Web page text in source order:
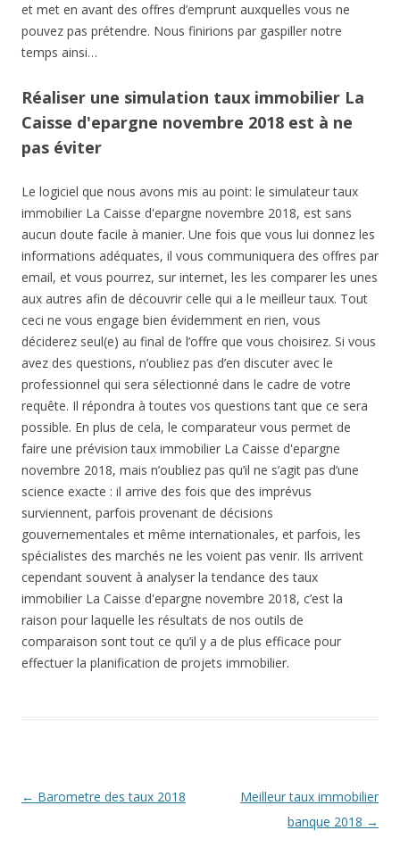
et met en avant des offres d’emprunt auxquelles vous ne
pouvez pas prétendre. Nous finirions par gaspiller notre
temps ainsi…
Réaliser une simulation taux immobilier La
Caisse d'epargne novembre 2018 est à ne
pas éviter
Le logiciel que nous avons mis au point: le simulateur taux
immobilier La Caisse d'epargne novembre 2018, est sans
aucun doute facile à manier. Une fois que vous lui donnez les
informations adéquates, il vous communiquera des offres par
email, et vous pourrez, sur internet, les les comparer les unes
aux autres afin de découvrir celle qui a le meilleur taux. Tout
ceci ne vous engage bien évidemment en rien, vous
déciderez seul(e) au final de l’offre que vous choisirez. Si vous
avez des questions, n’oubliez pas d’en discuter avec le
professionnel qui sera sélectionné dans le cadre de votre
requête. Il répondra à toutes vos questions tant que ce sera
possible. En plus de cela, le comparateur vous permet de
faire une prévision taux immobilier La Caisse d'epargne
novembre 2018, mais n’oubliez pas qu’il ne s’agit pas d’une
science exacte : il arrive des fois que des imprévus
surviennent, parfois provenant de décisions
gouvernementales et même internationales, et parfois, les
spécialistes des marchés ne les voient pas venir. Ils arrivent
cependant souvent à analyser la tendance des taux
immobilier La Caisse d'epargne novembre 2018, c’est la
raison pour laquelle les résultats de nos outils de
comparaison sont tout ce qu’il y a de plus efficace pour
effectuer la planification de projets immobilier.
Navigation
← Barometre des taux 2018
Meilleur taux immobilier
banque 2018 →